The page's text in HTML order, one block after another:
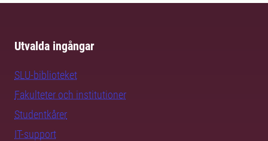
Utvalda ingångar
SLU-biblioteket
Fakulteter och institutioner
Studentkårer
IT-support